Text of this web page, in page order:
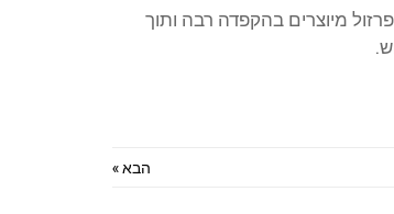
מיוצרים בהקפדה רבה ותוך
הבא »